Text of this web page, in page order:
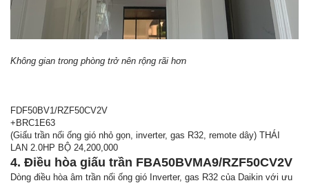
Không gian trong phòng trở nên rộng rãi hơn
FDF50BV1/RZF50CV2V
+BRC1E63
(Giấu trần nối ống gió nhỏ gọn, inverter, gas R32, remote dây) THÁI
LAN 2.0HP BỘ 24,200,000
4. Điều hòa giấu trần FBA50BVMA9/RZF50CV2V
Dòng điều hòa âm trần nối ống gió Inverter, gas R32 của Daikin với ưu